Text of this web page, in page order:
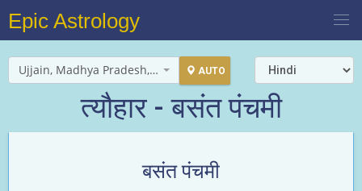
Epic Astrology
Ujjain, Madhya Pradesh, India AUTO
त्यौहार - बसंत पंचमी
बसंत पंचमी